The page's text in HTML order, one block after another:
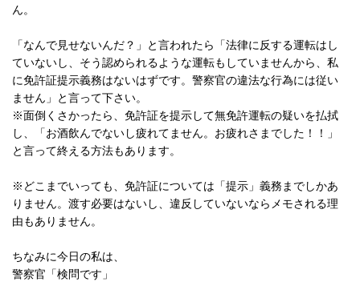
ん。
「なんで見せないんだ？」と言われたら「法律に反する運転はし
ていないし、そう認められるような運転もしていませんから、私
に免許証提示義務はないはずです。警察官の違法な行為には従い
ません」と言って下さい。
※面倒くさかったら、免許証を提示して無免許運転の疑いを払拭
し、「お酒飲んでないし疲れてません。お疲れさまでした！！」
と言って終える方法もあります。
※どこまでいっても、免許証については「提示」義務までしかあ
りません。渡す必要はないし、違反していないならメモされる理
由もありません。
ちなみに今日の私は、
警察官「検問です」